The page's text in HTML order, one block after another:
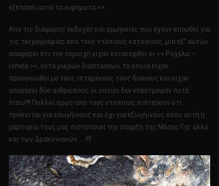
εξετάσει αυτά τα ευρήματα >>.
Από τις διάφορες εκδοχές και ερμηνείες που έχουν ειπωθεί για
τις τοιχογραφίες από τους ντόπιους κατοίκους, μία εξ” αυτών
αναφέρει ότι την περιοχή είχαν επισκεφθεί οι << Ροχέλα –
rohela >>, όντα μικρών διαστάσεων, τα οποία είχαν
προσγειωθεί με τους ιπτάμενους τους δίσκους και είχαν
απαγάγει δύο ανθρώπους οι οποίοι δεν επέστρεψαν ποτέ
πίσω!!!! Πολλοί όμως από τους ντόπιους πιστεύουν ότι
πρόκειται για εσωγήινους και όχι για εξωγήινους όπου αυτή η
μαρτυρία τους μας πιστοποιεί την ύπαρξη της Μέσης Γης αλλά
και των Δρακονιανών……!!!!